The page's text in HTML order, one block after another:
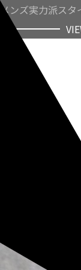
メンズ実力派ス